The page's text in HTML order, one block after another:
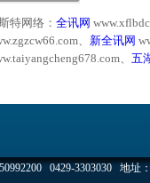
特网络：全讯网
、 新全讯网
、五
0429-3303030 地